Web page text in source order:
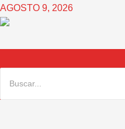
Ir
al
AGOSTO 9, 2026